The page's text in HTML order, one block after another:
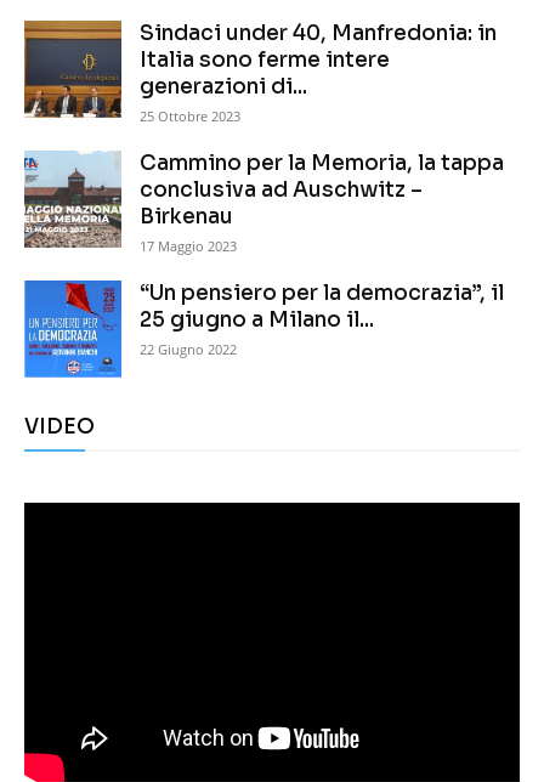
Sindaci under 40, Manfredonia: in
Italia sono ferme intere
generazioni di...
25 Ottobre 2023
Cammino per la Memoria, la tappa
conclusiva ad Auschwitz –
Birkenau
17 Maggio 2023
“Un pensiero per la democrazia”, il
25 giugno a Milano il...
22 Giugno 2022
VIDEO